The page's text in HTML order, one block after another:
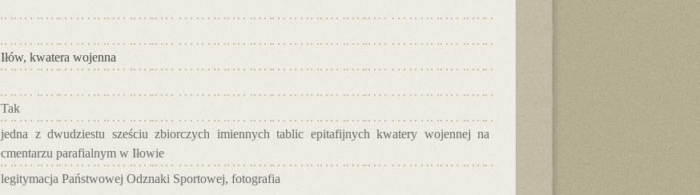
Iłów, kwatera wojenna
Tak
jedna z dwudziestu sześciu zbiorczych imiennych tablic epitafijnych kwatery wojennej na
cmentarzu parafialnym w Iłowie
legitymacja Państwowej Odznaki Sportowej, fotografia